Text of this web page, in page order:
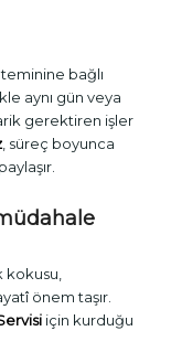
teminine bağlı
aynı gün veya
gerektiren işler
, süreç boyunca
kokusu,
önem taşır.
için kurduğu